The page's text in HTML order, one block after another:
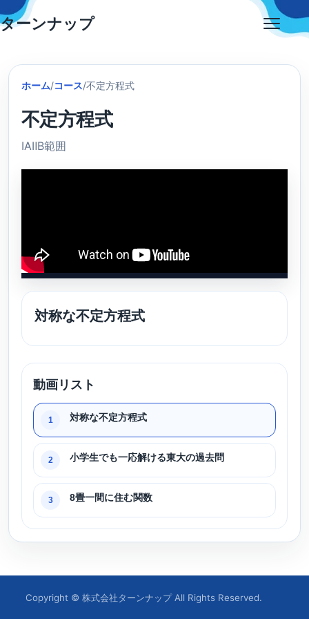
Skip
to
ターンナップ
ホーム/コース/不定方程式
不定方程式
ⅠAⅡB範囲
対称な不定方程式
動画リスト
1 対称な不定方程式
2 小学生でも一応解ける東大の過去問
3 8畳一間に住む関数
Copyright © 株式会社ターンナップ All Rights Reserved.